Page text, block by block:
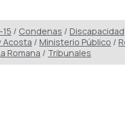
/ Condenas / Discapacidad
Acosta / Ministerio Público /
Romana / Tribunales